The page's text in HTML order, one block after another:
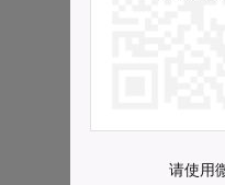
请使用